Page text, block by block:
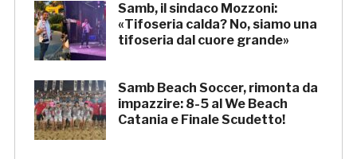
Samb, il sindaco Mozzoni:
«Tifoseria calda? No, siamo una
tifoseria dal cuore grande»
Samb Beach Soccer, rimonta da
impazzire: 8-5 al We Beach
Catania e Finale Scudetto!